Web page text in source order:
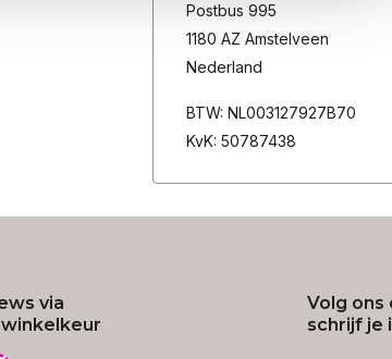
Postbus 995
1180 AZ Amstelveen
Nederland
BTW: NL003127927B70
KvK: 50787438
via
Volg ons
schrijf je